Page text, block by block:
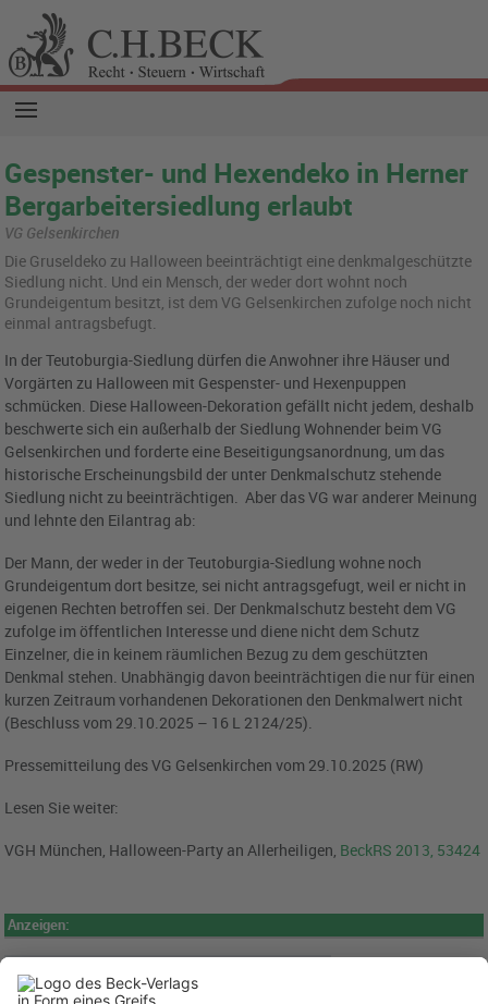
Gespenster- und Hexendeko in Herner
Bergarbeitersiedlung erlaubt
VG Gelsenkirchen
Die Gruseldeko zu Halloween beeinträchtigt eine denkmalgeschützte
Siedlung nicht. Und ein Mensch, der weder dort wohnt noch
Grundeigentum besitzt, ist dem VG Gelsenkirchen zufolge noch nicht
einmal antragsbefugt.
In der Teutoburgia-Siedlung dürfen die Anwohner ihre Häuser und
Vorgärten zu Halloween mit Gespenster- und Hexenpuppen
schmücken. Diese Halloween-Dekoration gefällt nicht jedem, deshalb
beschwerte sich ein außerhalb der Siedlung Wohnender beim VG
Gelsenkirchen und forderte eine Beseitigungsanordnung, um das
historische Erscheinungsbild der unter Denkmalschutz stehende
Siedlung nicht zu beeinträchtigen. Aber das VG war anderer Meinung
und lehnte den Eilantrag ab:
Der Mann, der weder in der Teutoburgia-Siedlung wohne noch
Grundeigentum dort besitze, sei nicht antragsgefugt, weil er nicht in
eigenen Rechten betroffen sei. Der Denkmalschutz besteht dem VG
zufolge im öffentlichen Interesse und diene nicht dem Schutz
Einzelner, die in keinem räumlichen Bezug zu dem geschützten
Denkmal stehen. Unabhängig davon beeinträchtigen die nur für einen
kurzen Zeitraum vorhandenen Dekorationen den Denkmalwert nicht
(Beschluss vom 29.10.2025 – 16 L 2124/25).
Pressemitteilung des VG Gelsenkirchen vom 29.10.2025 (RW)
Lesen Sie weiter:
VGH München, Halloween-Party an Allerheiligen, BeckRS 2013, 53424
Anzeigen: